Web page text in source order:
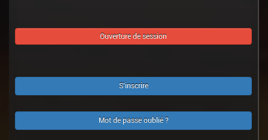
S'inscrire
Mot de passe oublié ?